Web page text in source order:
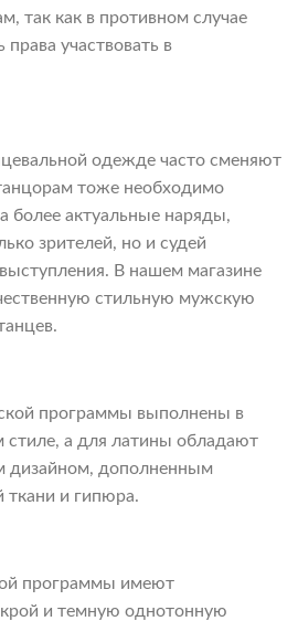
так как в противном случае
участвовать в
одежде часто сменяют
тоже необходимо
более актуальные наряды,
зрителей, но и судей
В нашем магазине
стильную мужскую
программы выполнены в
стиле, а для латины обладают
дизайном, дополненным
ткани и гипюра.
программы имеют
и темную однотонную